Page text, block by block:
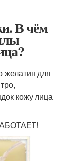
В чём
желатин для
кожу лица